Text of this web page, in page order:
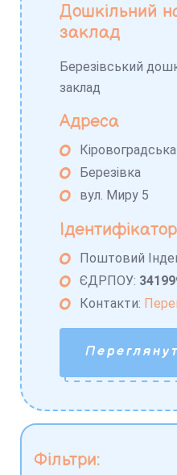
Фільтри:
Дошкільний
заклад
Березівський
заклад
Адреса
Березівка
вул. Миру 5
Поштовий
ЄДРПОУ:
Контакти: